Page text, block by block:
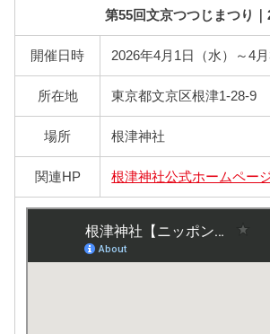
第55回文京つつじまつり｜
開催日時 2026年4月1日（水）～4月
所在地 東京都文京区根津1-28-9
場所 根津神社
関連HP 根津神社公式ホームペー